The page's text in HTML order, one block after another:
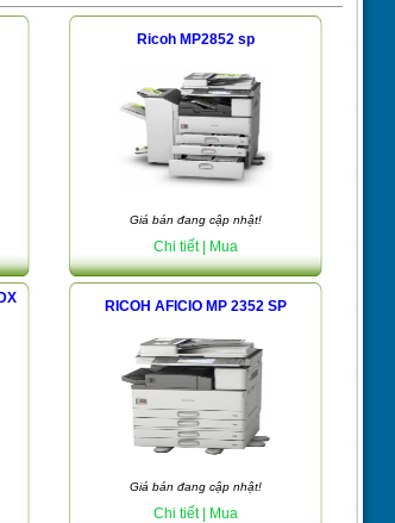
Ricoh MP2852 sp
Giá bán đang cập nhật!
Chi tiết | Mua
RICOH AFICIO MP 2352 SP
Giá bán đang cập nhật!
Chi tiết | Mua